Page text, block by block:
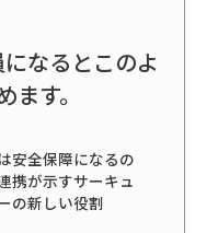
になるとこのよ
ます。
安全保障になるの
携が示すサーキュ
の新しい役割